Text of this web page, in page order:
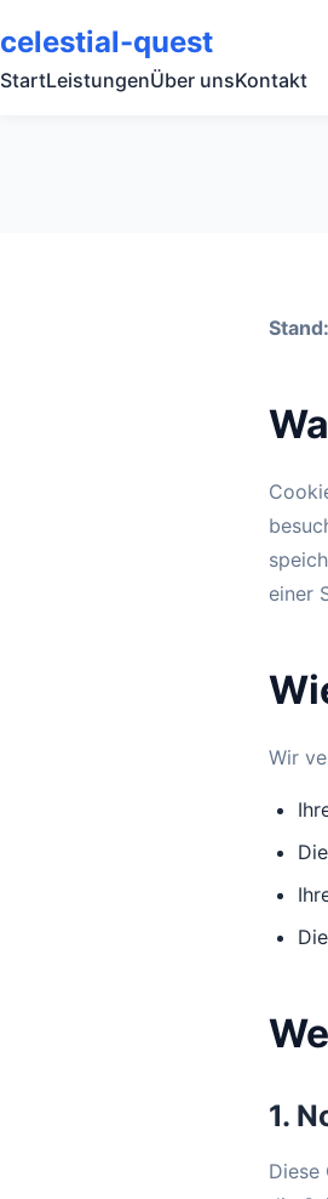
celestial-quest
StartLeistungenÜber unsKontakt
einer
Wir
1.
Diese